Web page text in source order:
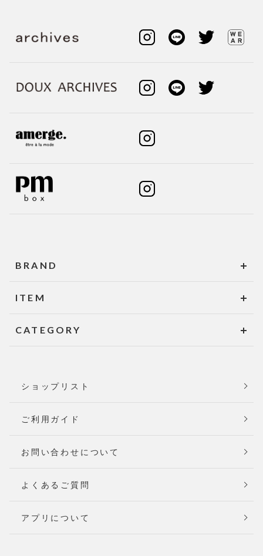
BRAND
ITEM
CATEGORY
ショップリスト
ご利用ガイド
お問い合わせについて
よくあるご質問
アプリについて